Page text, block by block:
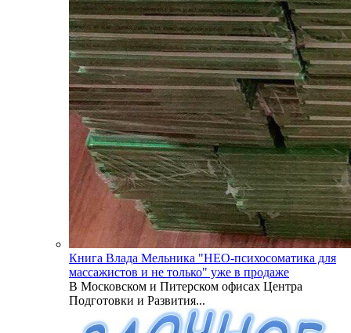
Книга Влада Мельника "НЕО-психосоматика для
массажистов и не только" уже в продаже
В Московском и Питерском офисах Центра
Подготовки и Развития...